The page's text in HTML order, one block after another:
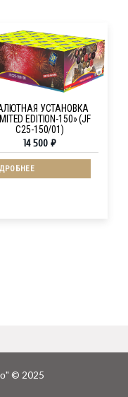
УСТАНОВКА
EDITION-150» (JF
C25-150/01)
14 500₽
© 2025